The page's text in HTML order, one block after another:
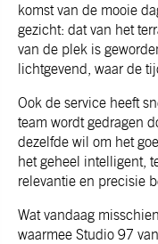
komst van de mooie
gezicht: dat van het
van de plek is
lichtgevend, waar de
Ook de service heeft
team wordt gedragen
dezelfde wil om het
het geheel intelligent,
relevantie en precisie
Wat vandaag
waarmee Studio 97